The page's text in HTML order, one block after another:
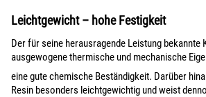
Leichtgewicht – hohe Festigkeit
Der für seine herausragende Leistung
ausgewogene thermische und mechanische
eine gute chemische Beständigkeit. Darüber
Resin besonders leichtgewichtig und weist